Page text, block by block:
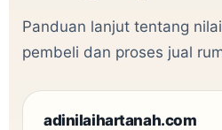
Panduan lanjut tentang
pembeli dan proses jual
adinilaihartanah.com